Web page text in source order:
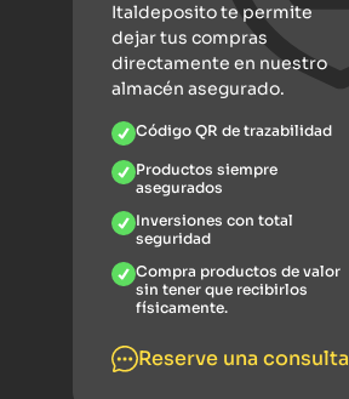
Italdeposito te permite
dejar tus compras
directamente en nuestro
almacén asegurado.
Código QR de trazabilidad
Productos siempre
asegurados
Inversiones con total
seguridad
Compra productos de valor
sin tener que recibirlos
físicamente.
Reserve una consulta